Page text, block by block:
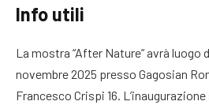
Info utili
La mostra “After Nature” avrà luogo
novembre 2025 presso Gagosian
Francesco Crispi 16.